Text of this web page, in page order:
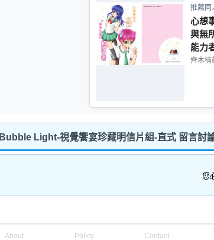
推薦同
心想
與無
能力
齊木楠
Bubble Light-視覺饗宴珍藏明信片組-直式 留言討
您
About Policy Contact